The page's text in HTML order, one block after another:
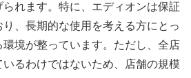
れます。特に、エディオンは保証
、長期的な使用を考える方にとっ
境が整っています。ただし、全店
るわけではないため、店舗の規模